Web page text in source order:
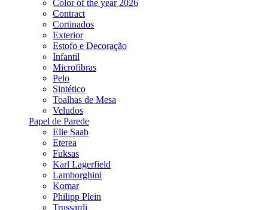
Color of the year 2026
Contract
Cortinados
Exterior
Estofo e Decoração
Infantil
Microfibras
Pelo
Sintético
Toalhas de Mesa
Veludos
Papel de Parede
Elie Saab
Eterea
Fuksas
Karl Lagerfield
Lamborghini
Komar
Philipp Plein
Trussardi